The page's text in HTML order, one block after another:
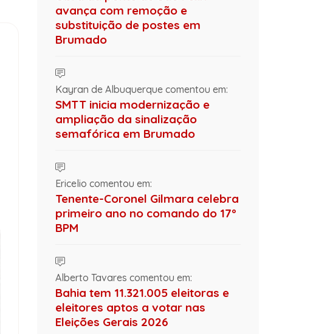
avança com remoção e
substituição de postes em
Brumado
Kayran de Albuquerque comentou em:
SMTT inicia modernização e
ampliação da sinalização
semafórica em Brumado
Ericelio comentou em:
Tenente-Coronel Gilmara celebra
primeiro ano no comando do 17º
BPM
Alberto Tavares comentou em:
Bahia tem 11.321.005 eleitoras e
eleitores aptos a votar nas
Eleições Gerais 2026